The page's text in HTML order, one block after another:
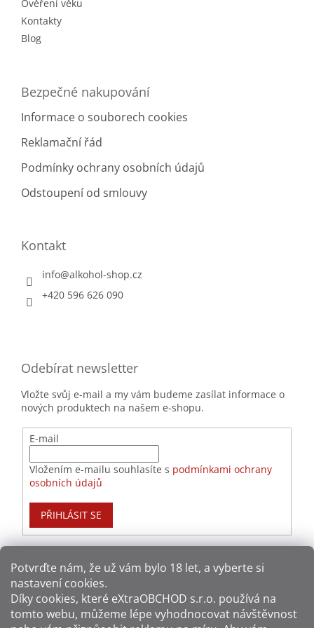
Potvrďte nám​​, že už vám bylo 18 let, a vyberte si
nastavení cookies.
Díky cookies, které eXtraOBCHOD s.r.o. používá na
tomto webu, můžeme lépe vyhodnocovat návštěvnost
Ověření věku
Kontakty
Blog
Bezpečné nakupování
Informace o souborech cookies
Reklamační řád
Podmínky ochrany osobních údajů
Odstoupení od smlouvy
Kontakt
info@alkohol-shop.cz
+420 596 626 090
Odebírat newsletter
Vložte svůj e-mail a my vám budeme zasílat informace o
nových produktech na našem e-shopu.
E-mail
Vložením e-mailu souhlasíte s podmínkami ochrany
osobních údajů
PŘIHLÁSIT SE
Způsoby dopravy: